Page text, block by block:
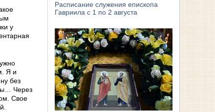
у
Я и
без
Через
Свое
Расписание служения епископа
Гавриила с 1 по 2 августа